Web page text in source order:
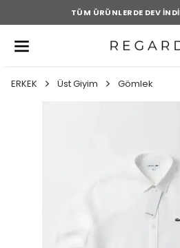
TÜM ÜRÜNLERDE DEV
ERKEK Üst Giyim Gömlek